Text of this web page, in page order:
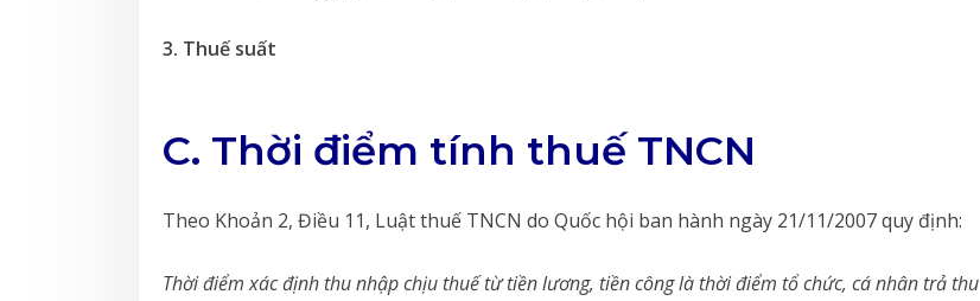
3. Thuế suất
C. Thời điểm tính thuế TNCN
Theo Khoản 2, Điều 11, Luật thuế TNCN do Quốc hội ban hành ngày 21/11/2007 quy định:
Thời điểm xác định thu nhập chịu thuế từ tiền lương, tiền công là thời điểm tổ chức, cá nhân trả thu